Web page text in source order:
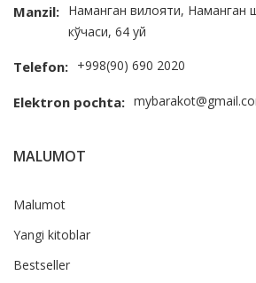
Manzil: Наманган вилояти, Наманган
кўчаси, 64 уй
Telefon: +998(90) 690 2020
Elektron pochta:
MALUMOT
Malumot
Yangi kitoblar
Bestseller